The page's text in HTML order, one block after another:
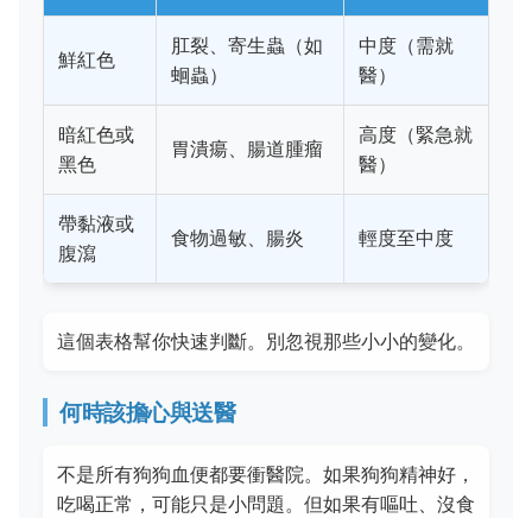
鮮紅色
肛裂、寄生蟲（如
蛔蟲）
中度（需就
醫）
暗紅色或
黑色
胃潰瘍、腸道腫瘤
高度（緊急就
醫）
帶黏液或
腹瀉
食物過敏、腸炎 輕度至中度
這個表格幫你快速判斷。別忽視那些小小的變化。
何時該擔心與送醫
不是所有狗狗血便都要衝醫院。如果狗狗精神好，
吃喝正常，可能只是小問題。但如果有嘔吐、沒食